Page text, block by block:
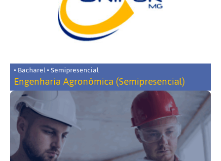
• Bacharel • Semipresencial
Engenharia Agronômica (Semipresencial)